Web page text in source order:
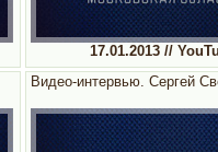
17.01.2013 //
Видео-интервью. Сергей